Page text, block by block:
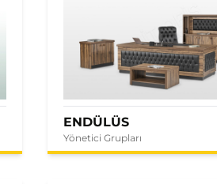
ENDÜLÜS
Yönetici Grupları